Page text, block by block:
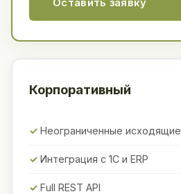
Оставить заявку
Корпоративный
Неограниченные исходящие
Интеграция с 1С и ERP
Full REST API